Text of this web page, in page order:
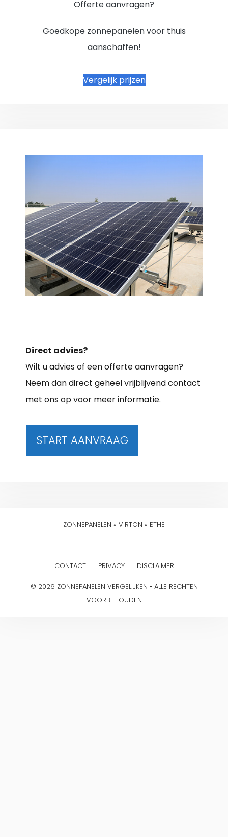
Offerte aanvragen?
Goedkope zonnepanelen voor thuis
aanschaffen!
Vergelijk prijzen
Direct advies?
Wilt u advies of een offerte aanvragen?
Neem dan direct geheel vrijblijvend contact
met ons op voor meer informatie.
START AANVRAAG
ZONNEPANELEN » VIRTON » ETHE
CONTACT PRIVACY DISCLAIMER
© 2026 ZONNEPANELEN VERGELIJKEN • ALLE RECHTEN
VOORBEHOUDEN